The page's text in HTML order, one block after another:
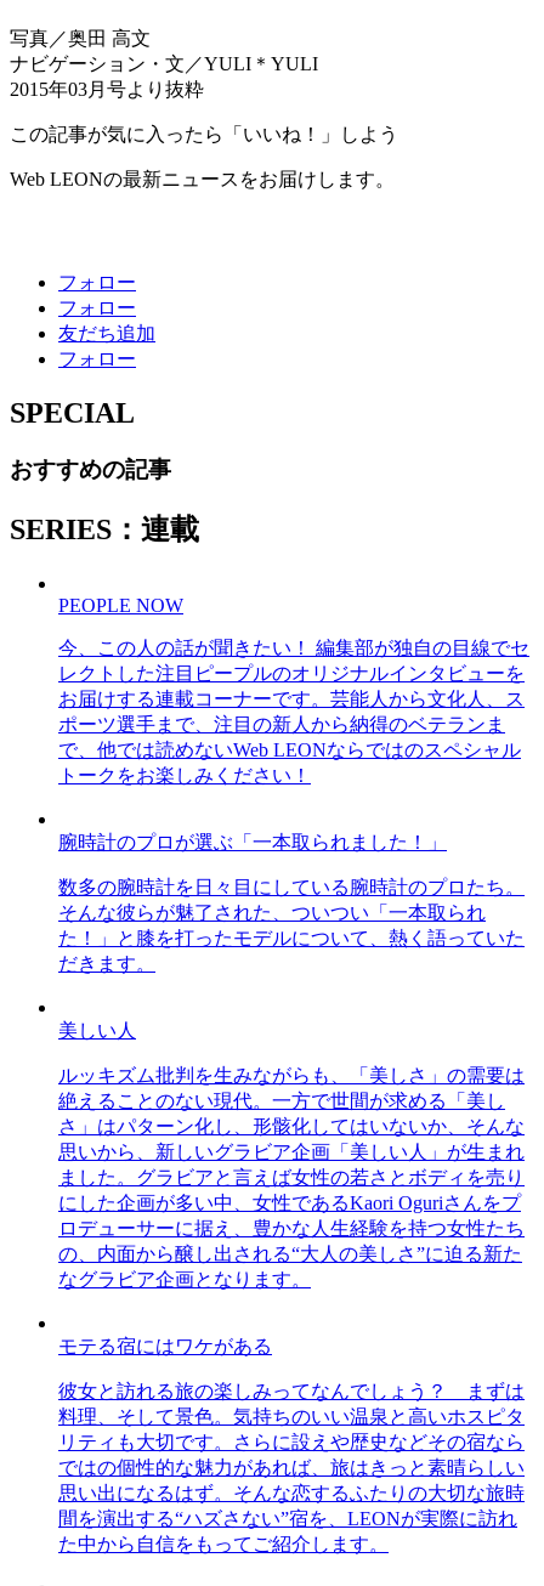
写真／奥田 高文
ナビゲーション・文／YULI＊YULI
2015年03月号より抜粋
この記事が気に入ったら「いいね！」しよう
Web LEONの最新ニュースをお届けします。
フォロー
フォロー
友だち追加
フォロー
SPECIAL
おすすめの記事
SERIES：連載
PEOPLE NOW
今、この人の話が聞きたい！ 編集部が独自の目線でセ
レクトした注目ピープルのオリジナルインタビューを
お届けする連載コーナーです。芸能人から文化人、ス
ポーツ選手まで、注目の新人から納得のベテランま
で、他では読めないWeb LEONならではのスペシャル
トークをお楽しみください！
腕時計のプロが選ぶ「一本取られました！」
数多の腕時計を日々目にしている腕時計のプロたち。
そんな彼らが魅了された、ついつい「一本取られ
た！」と膝を打ったモデルについて、熱く語っていた
だきます。
美しい人
ルッキズム批判を生みながらも、「美しさ」の需要は
絶えることのない現代。一方で世間が求める「美し
さ」はパターン化し、形骸化してはいないか、そんな
思いから、新しいグラビア企画「美しい人」が生まれ
ました。グラビアと言えば女性の若さとボディを売り
にした企画が多い中、女性であるKaori Oguriさんをプ
ロデューサーに据え、豊かな人生経験を持つ女性たち
の、内面から醸し出される“大人の美しさ”に迫る新た
なグラビア企画となります。
モテる宿にはワケがある
彼女と訪れる旅の楽しみってなんでしょう？ まずは
料理、そして景色。気持ちのいい温泉と高いホスピタ
リティも大切です。さらに設えや歴史などその宿なら
ではの個性的な魅力があれば、旅はきっと素晴らしい
思い出になるはず。そんな恋するふたりの大切な旅時
間を演出する“ハズさない”宿を、LEONが実際に訪れ
た中から自信をもってご紹介します。